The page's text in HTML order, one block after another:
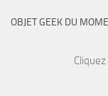
OBJET GEEK DU